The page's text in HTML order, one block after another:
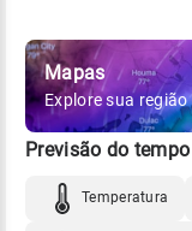
Mapas
Explore sua
Previsão do tempo
Temperatura